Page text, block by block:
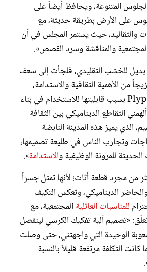
المتنوعة، ويحافظ أيضاً على
على الأرض بطريقة حديثة، مع
والتقاليد، حيث يستمر المجلس في أن
والمناقشة وسرد القصص».
للخشب التقليدي، فلجأت إلى سعف
من الأهمية الثقافية والاستدامة،
واختارت مادة Plypalm بسبب قابليتها للاستخدام في بناء
التقاطع الديناميكي بين الثقافة
الذي يميز هذه المدينة النابضة
وتجارب الناس في طليعة تصميمها،
الحديثة للمرونة الوظيفية والاستدامة».
من مجرد قطعة أثاث؛ لأنها تمثل جسراً
الديناميكي، وتعكس التكيف
للمناسبات العائلية المجتمعية، مع
«تصميم آلية تفكيك الكرسي لينفصل
الوحيدة التي واجهتني، حتى وصلت
كانت التكلفة مرتفعة قليلاً بالنسبة